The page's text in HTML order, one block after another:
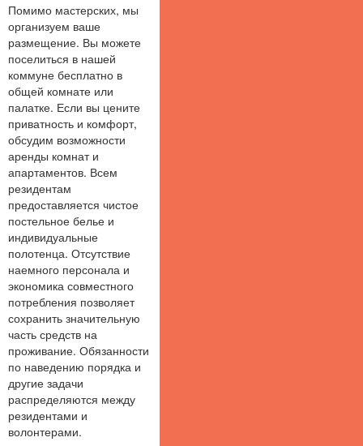
Помимо мастерских, мы
организуем ваше
размещение. Вы можете
поселиться в нашей
коммуне бесплатно в
общей комнате или
палатке. Если вы цените
приватность и комфорт,
обсудим возможности
аренды комнат и
апартаментов. Всем
резидентам
предоставляется чистое
постельное белье и
индивидуальные
полотенца. Отсутствие
наемного персонала и
экономика совместного
потребления позволяет
сохранить значительную
часть средств на
проживание. Обязанности
по наведению порядка и
другие задачи
распределяются между
резидентами и
волонтерами.